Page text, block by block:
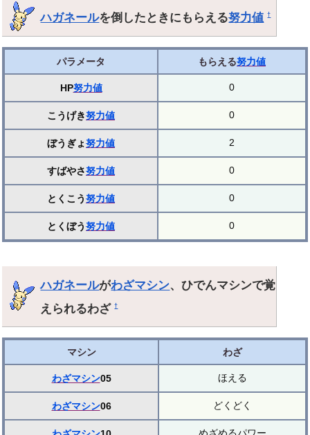
ハガネールを倒したときにもらえる努力値 †
パラメータ もらえる努力値
HP努力値 0
こうげき努力値 0
ぼうぎょ努力値 2
すばやさ努力値 0
とくこう努力値 0
とくぼう努力値 0
ハガネールがわざマシン、ひでんマシンで覚
えられるわざ†
マシン わざ
わざマシン05 ほえる
わざマシン06 どくどく